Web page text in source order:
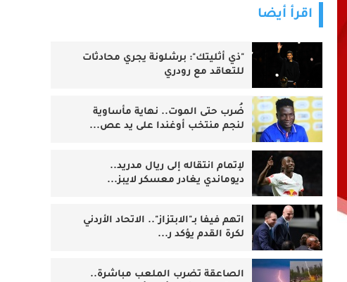
اقرأ أيضا
"ذي أثليتك": برشلونة يجري محادثات
للتعاقد مع رودري
ضُرب حتى الموت.. نهاية مأساوية
لنجم منتخب أوغندا على يد عص...
لإتمام انتقاله إلى ريال مدريد..
ديوماندي يغادر معسكر لايبز...
اتهم فيفا بـ"الابتزاز".. الاتحاد الأردني
لكرة القدم يؤكد ر...
الصاعقة تضرب الملعب مباشرة..